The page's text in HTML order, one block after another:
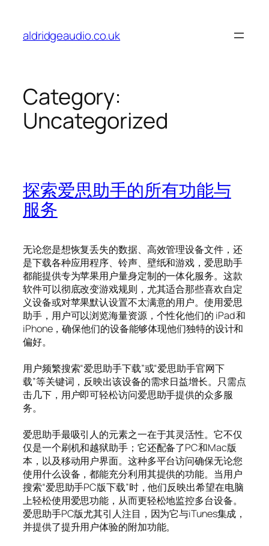
content
aldridgeaudio.co.uk
Category:
Uncategorized
探索爱思助手的所有功能与
服务
无论您是想恢复丢失的数据、高效管理设备文件，还
是下载各种应用程序、铃声、壁纸和游戏，爱思助手
都能提供专为苹果用户量身定制的一体化服务。这款
软件可以彻底改变游戏规则，尤其适合那些喜欢自定
义设备或对苹果默认设置不太满意的用户。使用爱思
助手，用户可以浏览海量资源，个性化他们的 iPad 和
iPhone，确保他们的设备能够体现他们独特的设计和
偏好。
用户频繁搜索“爱思助手下载”或“爱思助手官网下
载”等关键词，反映出该设备的需求日益增长。只需点
击几下，用户即可轻松访问爱思助手提供的众多服
务。
爱思助手最吸引人的元素之一在于其灵活性。它不仅
仅是一个刷机和越狱助手；它还配备了PC和Mac版
本，以及移动用户界面。这种多平台访问确保无论您
使用什么设备，都能充分利用其提供的功能。当用户
搜索“爱思助手PC版下载”时，他们反映出希望在电脑
上轻松使用爱思功能，从而更轻松地监控多台设备。
爱思助手PC版尤其引人注目，因为它与iTunes集成，
并提供了提升用户体验的附加功能。